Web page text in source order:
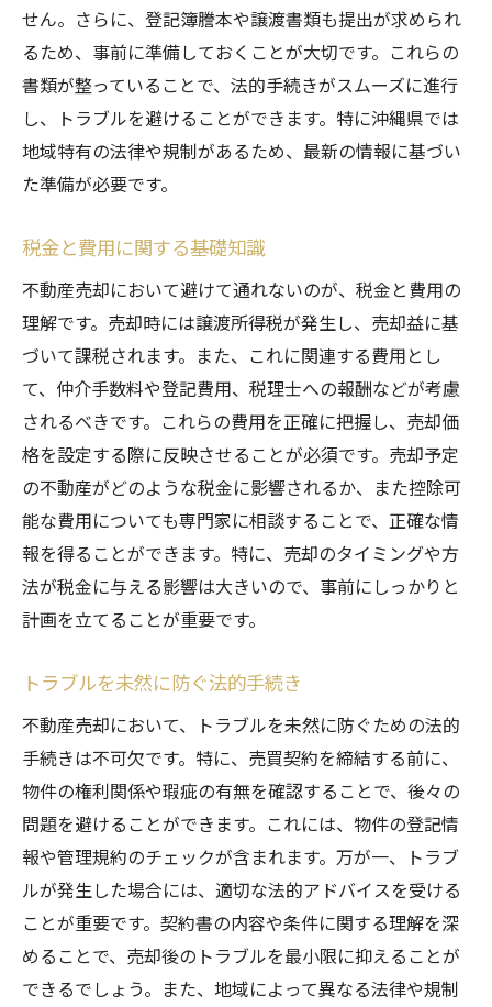
せん。さらに、登記簿謄本や譲渡書類も提出が求められ
るため、事前に準備しておくことが大切です。これらの
書類が整っていることで、法的手続きがスムーズに進行
し、トラブルを避けることができます。特に沖縄県では
地域特有の法律や規制があるため、最新の情報に基づい
た準備が必要です。
税金と費用に関する基礎知識
不動産売却において避けて通れないのが、税金と費用の
理解です。売却時には譲渡所得税が発生し、売却益に基
づいて課税されます。また、これに関連する費用とし
て、仲介手数料や登記費用、税理士への報酬などが考慮
されるべきです。これらの費用を正確に把握し、売却価
格を設定する際に反映させることが必須です。売却予定
の不動産がどのような税金に影響されるか、また控除可
能な費用についても専門家に相談することで、正確な情
報を得ることができます。特に、売却のタイミングや方
法が税金に与える影響は大きいので、事前にしっかりと
計画を立てることが重要です。
トラブルを未然に防ぐ法的手続き
不動産売却において、トラブルを未然に防ぐための法的
手続きは不可欠です。特に、売買契約を締結する前に、
物件の権利関係や瑕疵の有無を確認することで、後々の
問題を避けることができます。これには、物件の登記情
報や管理規約のチェックが含まれます。万が一、トラブ
ルが発生した場合には、適切な法的アドバイスを受ける
ことが重要です。契約書の内容や条件に関する理解を深
めることで、売却後のトラブルを最小限に抑えることが
できるでしょう。また、地域によって異なる法律や規制